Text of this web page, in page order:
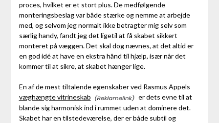
proces, hvilket er et stort plus. De medfølgende
monteringsbeslag var både stærke og nemme at arbejde
med, og selvom jeg normalt ikke betragter mig selv som
særlig handy, fandt jeg det ligetil at få skabet sikkert
monteret på væggen. Det skal dog nævnes, at det altid er
en god idé at have en ekstra hånd til hjælp, især når det
kommer til at sikre, at skabet hænger lige.
En af de mest tiltalende egenskaber ved Rasmus Appels
væghængte vitrineskab
er dets evne til at
blande sig harmonisk ind i rummet uden at dominere det.
Skabet har en tilstedeværelse, der er både subtil og